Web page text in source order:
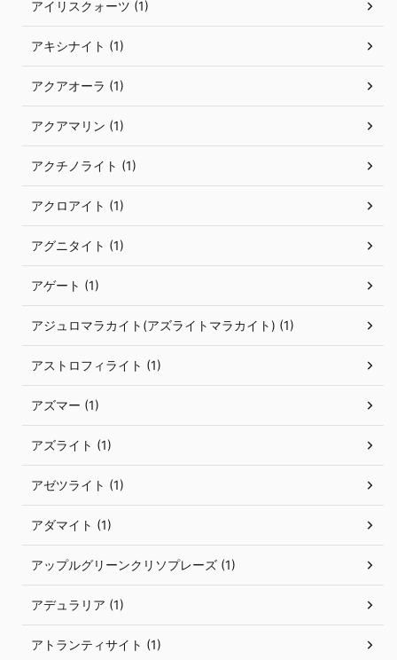
アイリスクォーツ (1)
アキシナイト (1)
アクアオーラ (1)
アクアマリン (1)
アクチノライト (1)
アクロアイト (1)
アグニタイト (1)
アゲート (1)
アジュロマラカイト(アズライトマラカイト) (1)
アストロフィライト (1)
アズマー (1)
アズライト (1)
アゼツライト (1)
アダマイト (1)
アップルグリーンクリソプレーズ (1)
アデュラリア (1)
アトランティサイト (1)